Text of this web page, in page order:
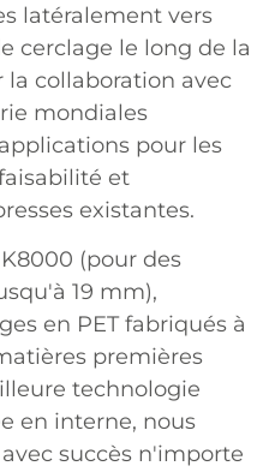
latéralement vers
cerclage le long de la
la collaboration avec
mondiales
pour les
et
existantes.
(pour des
19 mm),
en PET fabriqués à
premières
technologie
en interne, nous
succès n'importe